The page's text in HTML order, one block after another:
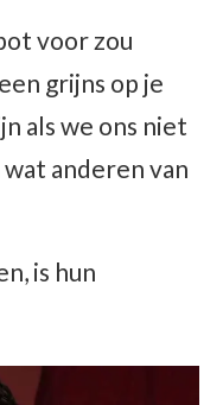
voor zou
grijns op je
als we ons niet
anderen van
is hun